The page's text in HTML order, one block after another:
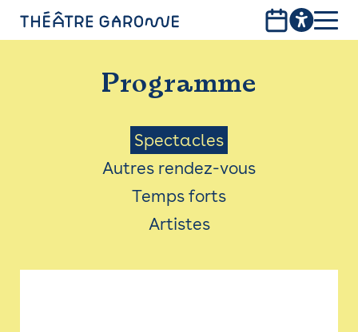
PROGRAMME
INFOS PRATIQUES
AVEC LES PUBLICS
ACCESSIBILITÉ
LES PRODUCTIONS
Programme
Menu
Saison
Spectacles
Autres rendez-vous
Temps forts
Artistes